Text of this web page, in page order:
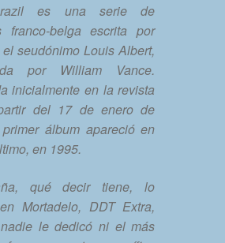
es una serie de
franco-belga escrita por
seudónimo Louis Albert,
por William Vance.
inicialmente en la revista
del 17 de enero de
álbum apareció en
en 1995.
qué decir tiene, lo
Mortadelo, DDT Extra,
le dedicó ni el más